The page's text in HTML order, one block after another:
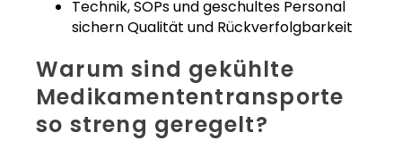
Technik, SOPs und geschultes Personal
sichern Qualität und Rückverfolgbarkeit
Warum sind gekühlte
Medikamententransporte
so streng geregelt?